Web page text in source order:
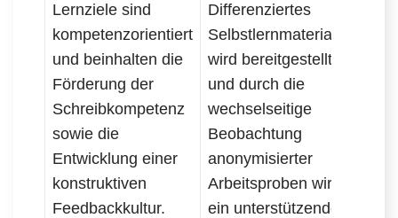
Lernziele sind
kompetenzorientiert
und beinhalten die
Förderung der
Schreibkompetenz
sowie die
Entwicklung einer
konstruktiven
Feedbackkultur.
Differenziertes
Selbstlernmaterial
wird bereitgestellt,
und durch die
wechselseitige
Beobachtung
anonymisierter
Arbeitsproben wird
ein unterstützendes